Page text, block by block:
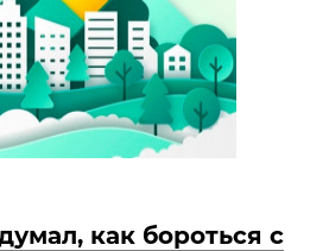
как бороться с